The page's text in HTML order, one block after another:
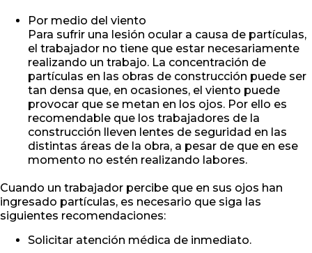
Por medio del viento
Para sufrir una lesión ocular a causa de partículas,
el trabajador no tiene que estar necesariamente
realizando un trabajo. La concentración de
partículas en las obras de construcción puede ser
tan densa que, en ocasiones, el viento puede
provocar que se metan en los ojos. Por ello es
recomendable que los trabajadores de la
construcción lleven lentes de seguridad en las
distintas áreas de la obra, a pesar de que en ese
momento no estén realizando labores.
Cuando un trabajador percibe que en sus ojos han
ingresado partículas, es necesario que siga las
siguientes recomendaciones:
Solicitar atención médica de inmediato.